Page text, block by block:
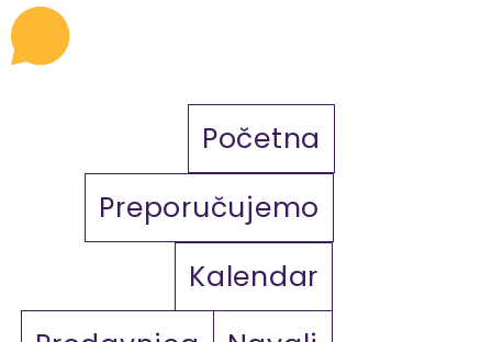
Početna
Preporučujemo
Kalendar